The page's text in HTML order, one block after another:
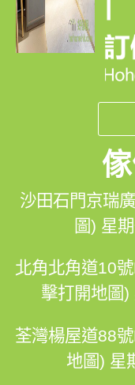
沙田石門京瑞
圖) 星
北角北角道10
擊打開地圖)
荃灣楊屋道88
地圖) 星